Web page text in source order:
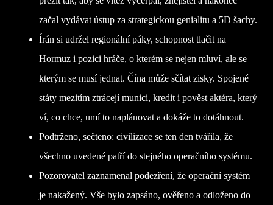
začal vydávat ústup za strategickou genialitu a 5D šachy.
Írán si udržel regionální páky, schopnost tlačit na
Hormuz i pozici hráče, o kterém se nejen mluví, ale se
kterým se musí jednat. Čína může sčítat zisky. Spojené
státy mezitím ztrácejí munici, kredit i pověst aktéra, který
ví, co chce, umí to naplánovat a dokáže to dotáhnout.
Podtrženo, sečteno: civilizace se ten den tvářila, že
všechno uvedené patří do stejného operačního systému.
Pozorovatel zaznamenal podezření, že operační systém
je nakažený. Vše bylo zapsáno, ověřeno a odloženo do